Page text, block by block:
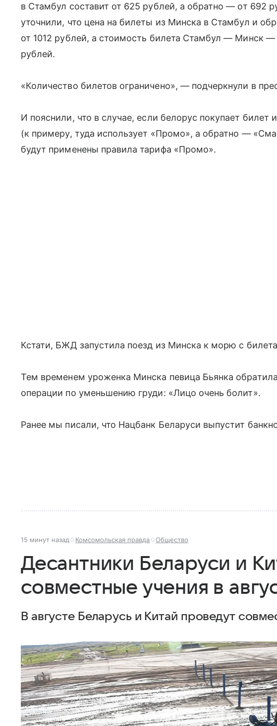
в Стамбул составит от 625 рублей, а обратно — от 692
уточнили, что цена на билеты из Минска в Стамбул и
от 1012 рублей, а стоимость билета Стамбул — Минск —
рублей.
«Количество билетов ограничено», — подчеркнули в
И пояснили, что в случае, если белорус покупает билет
(к примеру, туда использует «Промо», а обратно —
будут применены правила тарифа «Промо».
Кстати, БЖД запустила поезд из Минска к морю с
Тем временем уроженка Минска певица Бьянка
операции по уменьшению груди: «Лицо очень болит».
Ранее мы писали, что Нацбанк Беларуси выпустит
15 минут назад Комсомольская правда Общество
Десантники Беларуси и
совместные учения в
В августе Беларусь и Китай проведут